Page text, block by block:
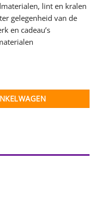
lint en kralen
gelegenheid van de
en cadeau’s